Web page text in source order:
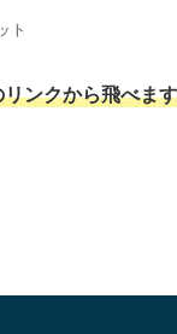
ト
ンクから飛べま